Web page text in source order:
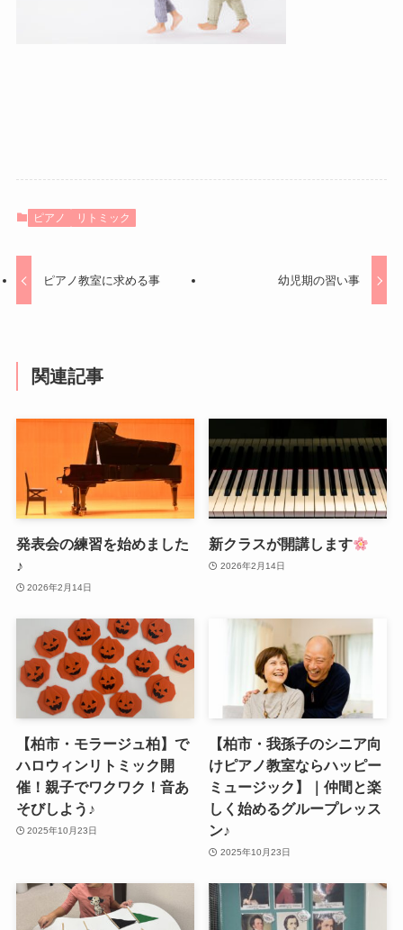
ピアノ リトミック
ピアノ教室に求める事 幼児期の習い事
関連記事
発表会の練習を始めました
♪
2026年2月14日
新クラスが開講します
2026年2月14日
【柏市・モラージュ柏】で
ハロウィンリトミック開
催！親子でワクワク！音あ
そびしよう♪
2025年10月23日
【柏市・我孫子のシニア向
けピアノ教室ならハッピー
ミュージック】｜仲間と楽
しく始めるグループレッス
ン♪
2025年10月23日